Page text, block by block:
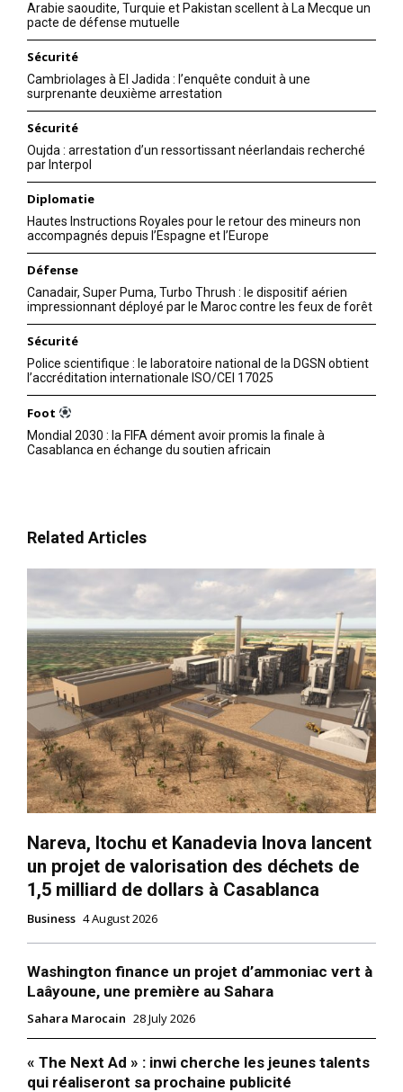
Mon compte
Related
Résultats 2025 : Maroc
Telecom conjugue discipline
financière, déploiement 5G et
croissance africaine
13 February 2026
In "Business"
plainte Judiciaire contre
amende de 3,3 MMDH pour
«abus de position
Al Mada, a proposé au
Conseil d’administration de sa
justice engagée en 2018 à
l’encontre de l’opérateur
dirigé…
Maroc Telecom inaugure le
recours au financement
Arabie saoudite, Turquie et Pakistan scellent à La Mecque un
pacte de défense mutuelle
Sécurité
Cambriolages à El Jadida : l’enquête conduit à une
surprenante deuxième arrestation
Sécurité
Oujda : arrestation d’un ressortissant néerlandais recherché
par Interpol
Diplomatie
Hautes Instructions Royales pour le retour des mineurs non
accompagnés depuis l’Espagne et l’Europe
Défense
Canadair, Super Puma, Turbo Thrush : le dispositif aérien
impressionnant déployé par le Maroc contre les feux de forêt
Sécurité
Police scientifique : le laboratoire national de la DGSN obtient
l’accréditation internationale ISO/CEI 17025
Foot
Mondial 2030 : la FIFA dément avoir promis la finale à
Casablanca en échange du soutien africain
Related Articles
Nareva, Itochu et Kanadevia Inova lancent
un projet de valorisation des déchets de
1,5 milliard de dollars à Casablanca
Business 4 August 2026
Washington finance un projet d’ammoniac vert à
Laâyoune, une première au Sahara
Sahara Marocain 28 July 2026
« The Next Ad » : inwi cherche les jeunes talents
qui réaliseront sa prochaine publicité